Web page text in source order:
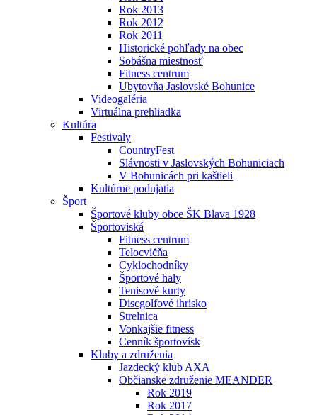
Rok 2013
Rok 2012
Rok 2011
Historické pohľady na obec
Sobášna miestnosť
Fitness centrum
Ubytovňa Jaslovské Bohunice
Videogaléria
Virtuálna prehliadka
Kultúra
Festivaly
CountryFest
Slávnosti v Jaslovských Bohuniciach
V Bohunicách pri kaštieli
Kultúrne podujatia
Šport
Športové kluby obce ŠK Blava 1928
Športoviská
Fitness centrum
Telocvičňa
Cyklochodníky
Športové haly
Tenisové kurty
Discgolfové ihrisko
Strelnica
Vonkajšie fitness
Cenník športovísk
Kluby a združenia
Jazdecký klub AXA
Občianske združenie MEANDER
Rok 2019
Rok 2017